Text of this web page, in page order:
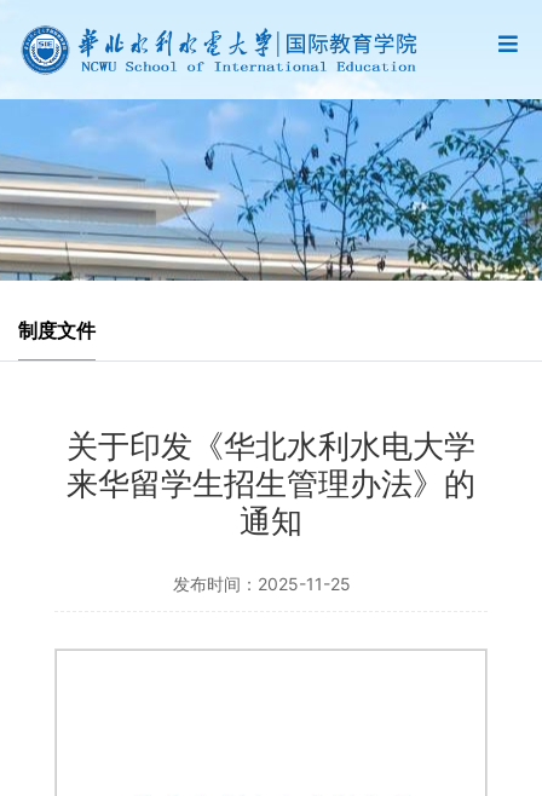
制度文件
关于印发《华北水利水电大学
来华留学生招生管理办法》的
通知
发布时间：2025-11-25